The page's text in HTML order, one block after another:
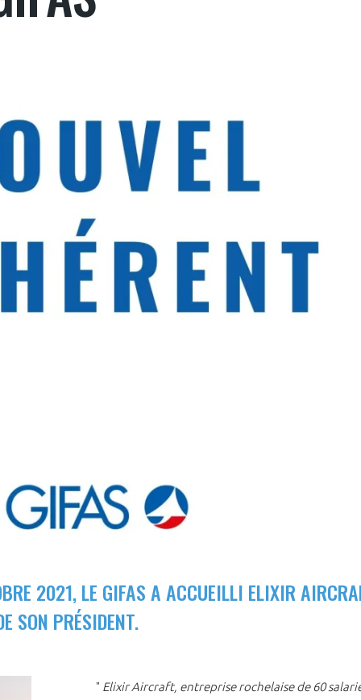
2021, LE GIFAS A ACCUEILLI ELIXIR
SON PRÉSIDENT.
" Elixir Aircraft, entreprise rochelaise de 60